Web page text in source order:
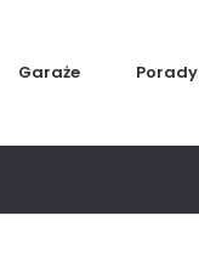
Garaże Porady